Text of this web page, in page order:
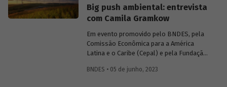
Brasil, entrevistamos os economistas
Gabriel Aidar e Flávia Moraes, autores do
relatório "Financiando o
Big Push:
caminhos para destravar a transição
social e ecológica no Brasil".
Big push ambiental: entrevista
com Camila Gramkow
Em evento promovido pelo BNDES, pela
Comissão Econômica para a América
Latina e o Caribe (Cepal) e pela Fundação
segunda-feira, 5 de junho, especialistas
BNDES • 05 de junho, 2023